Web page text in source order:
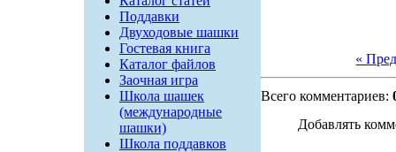
Поддавки
Двуходовые шашки
Гостевая книга
Каталог файлов
Заочная игра
Школа шашек
(международные
шашки)
Школа поддавков
«
Всего комментариев:
Добавлять